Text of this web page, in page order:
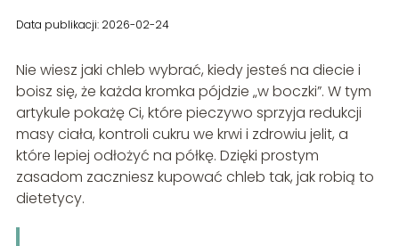
Data publikacji: 2026-02-24
Nie wiesz jaki chleb wybrać, kiedy jesteś na diecie i
boisz się, że każda kromka pójdzie „w boczki”. W tym
artykule pokażę Ci, które pieczywo sprzyja redukcji
masy ciała, kontroli cukru we krwi i zdrowiu jelit, a
które lepiej odłożyć na półkę. Dzięki prostym
zasadom zaczniesz kupować chleb tak, jak robią to
dietetycy.